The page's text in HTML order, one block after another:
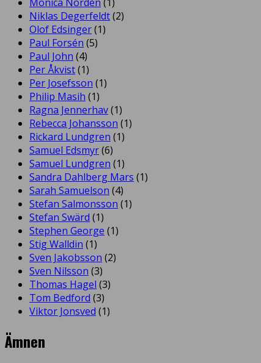
Niklas Degerfeldt(2)
Olof Edsinger(1)
Paul Forsén (5)
Paul John (4)
Per Åkvist(1)
Per Josefsson (1)
Philip Masih (1)
Ragna Jennerhav(1)
Rebecca Johansson (1)
Rickard Lundgren (1)
Samuel Edsmyr(6)
Samuel Lundgren (1)
Sandra Dahlberg Mars (1)
Sarah Samuelson (4)
Stefan Salmonsson (1)
Stefan Swärd (1)
Stephen George (1)
Stig Walldin (1)
Sven Jakobsson (2)
Sven Nilsson (3)
Thomas Hagel (3)
Tom Bedford (3)
Viktor Jonsved (1)
Ämnen